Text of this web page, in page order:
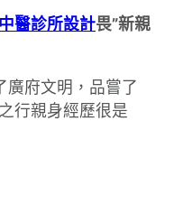
中醫診所設計畏”新親
廣府文明，品嘗了
行親身經歷很是